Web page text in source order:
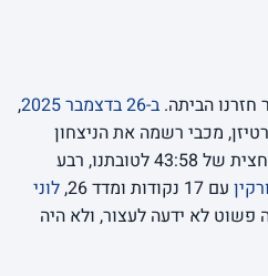
הביתה. ב-26 בדצמבר 2025
,
מכבי רשמה את הניצחון
הגדול של היריבות: 112:87. מחצית של 43:58 לטובתנו, רבע
עם 17 נקודות ומדד 26,
לוני
פשוט לא ידעה לעצור, ולא היה